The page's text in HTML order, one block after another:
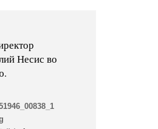
Несис во